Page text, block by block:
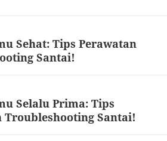
Sehat: Tips Perawatan
Santai!
Selalu Prima: Tips
Troubleshooting Santai!